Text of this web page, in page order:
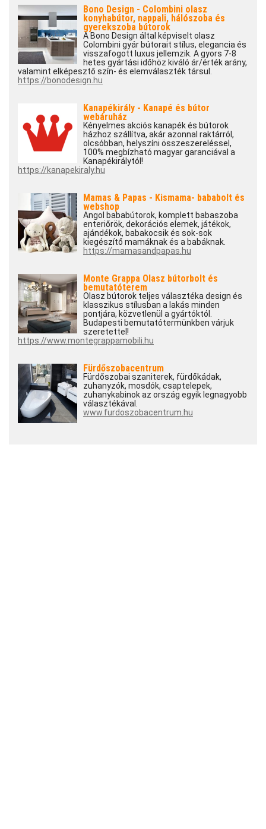
Bono Design - Colombini olasz
konyhabútor, nappali, hálószoba és
gyerekszoba bútorok
A Bono Design által képviselt olasz
Colombini gyár bútorait stílus, elegancia és
visszafogott luxus jellemzik. A gyors 7-8
hetes gyártási időhöz kiváló ár/érték arány,
valamint elképesztő szín- és elemválaszték társul.
https://bonodesign.hu
Kanapékirály - Kanapé és bútor
webáruház
Kényelmes akciós kanapék és bútorok
házhoz szállítva, akár azonnal raktárról,
olcsóbban, helyszíni összeszereléssel,
100% megbízható magyar garanciával a
Kanapékirálytól!
https://kanapekiraly.hu
Mamas & Papas - Kismama- bababolt és
webshop
Angol bababútorok, komplett babaszoba
enteriőrök, dekorációs elemek, játékok,
ajándékok, babakocsik és sok-sok
kiegészítő mamáknak és a babáknak.
https://mamasandpapas.hu
Monte Grappa Olasz bútorbolt és
bemutatóterem
Olasz bútorok teljes választéka design és
klasszikus stílusban a lakás minden
pontjára, közvetlenül a gyártóktól.
Budapesti bemutatótermünkben várjuk
szeretettel!
https://www.montegrappamobili.hu
Fürdőszobacentrum
Fürdőszobai szaniterek, fürdőkádak,
zuhanyzók, mosdók, csaptelepek,
zuhanykabinok az ország egyik legnagyobb
választékával.
www.furdoszobacentrum.hu